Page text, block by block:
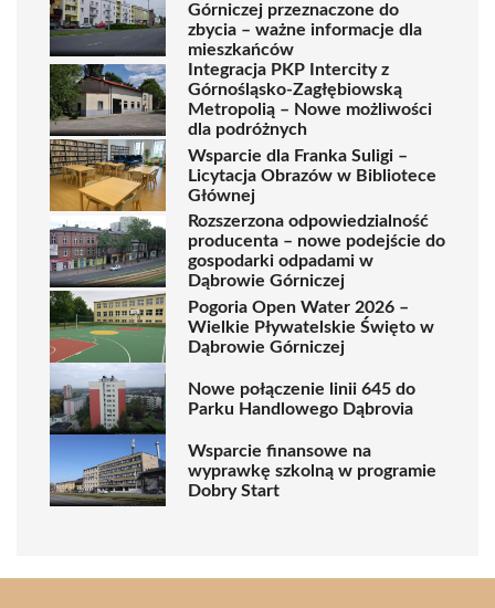
Górniczej przeznaczone do
zbycia – ważne informacje dla
mieszkańców
Integracja PKP Intercity z
Górnośląsko-Zagłębiowską
Metropolią – Nowe możliwości
dla podróżnych
Wsparcie dla Franka Suligi –
Licytacja Obrazów w Bibliotece
Głównej
Rozszerzona odpowiedzialność
producenta – nowe podejście do
gospodarki odpadami w
Dąbrowie Górniczej
Pogoria Open Water 2026 –
Wielkie Pływatelskie Święto w
Dąbrowie Górniczej
Nowe połączenie linii 645 do
Parku Handlowego Dąbrovia
Wsparcie finansowe na
wyprawkę szkolną w programie
Dobry Start